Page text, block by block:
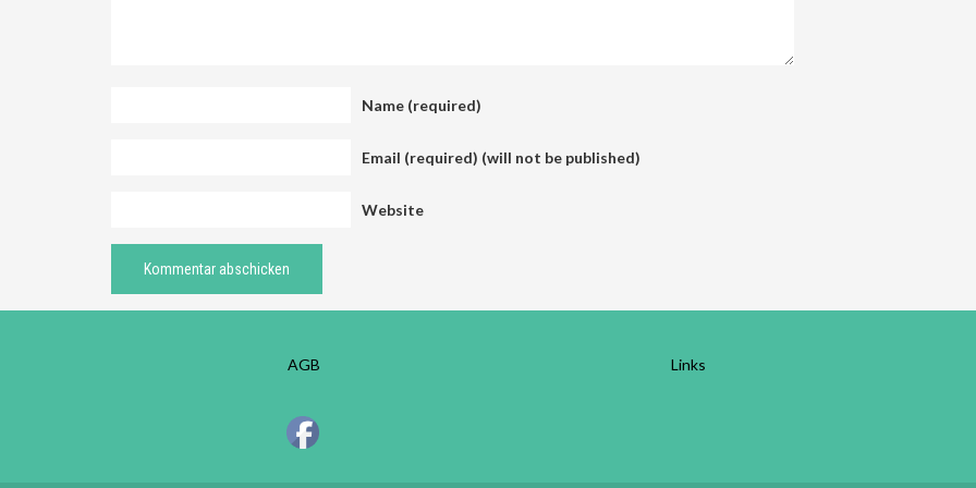
Name (required)
Email (required) (will not be published)
Website
AGB Links